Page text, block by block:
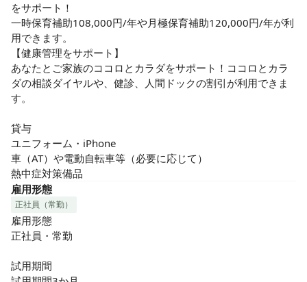
をサポート！
一時保育補助108,000円/年や月極保育補助120,000円/年が利
用できます。
【健康管理をサポート】
あなたとご家族のココロとカラダをサポート！ココロとカラ
ダの相談ダイヤルや、健診、人間ドックの割引が利用できま
す。
貸与
ユニフォーム・iPhone
車（AT）や電動自転車等（必要に応じて）
熱中症対策備品
雇用形態
正社員（常勤）
雇用形態
正社員・常勤
試用期間